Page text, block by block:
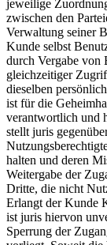
jeweilige
zwischen den
Verwaltung seiner
Kunde selbst
durch Vergabe von
gleichzeitiger
dieselben
ist für die
verantwortlich und
stellt juris
halten und deren
Weitergabe der
Dritte, die nicht
Erlangt der Kunde
ist juris hiervon
Sperrung der